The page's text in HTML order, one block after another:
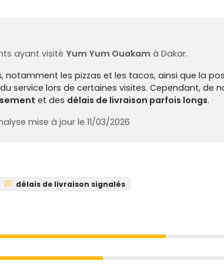
ayant visité Yum Yum Ouakam à Dakar.
les pizzas et les tacos, ainsi que la
service lors de certaines visites. Cependant, de
et des délais de livraison parfois longs.
mise à jour le 11/03/2026
délais de livraison signalés